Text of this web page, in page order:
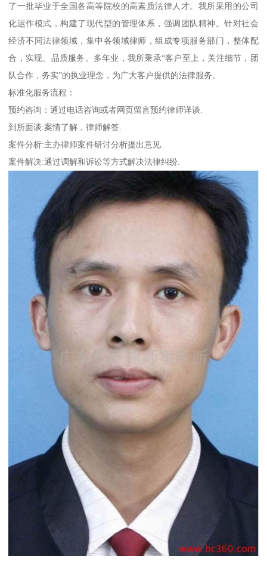
了一批毕业于全国各高等院校的高素质法律人才。我所采用的公司
化运作模式，构建了现代型的管理体系，强调团队精神。针对社会
经济不同法律领域，集中各领域律师，组成专项服务部门，整体配
合，实现、品质服务。多年业，我所秉承“客户至上，关注细节，团
队合作，务实”的执业理念，为广大客户提供的法律服务。
标准化服务流程：
预约咨询：通过电话咨询或者网页留言预约律师详谈.
到所面谈:案情了解，律师解答.
案件分析:主办律师案件研讨分析提出意见.
案件解决:通过调解和诉讼等方式解决法律纠纷.